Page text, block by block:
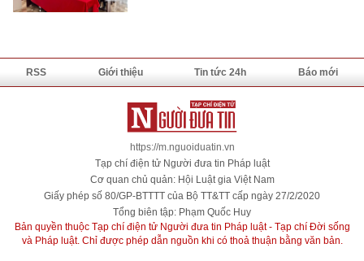
RSS Giới thiệu Tin tức 24h Báo mới
https://m.nguoiduatin.vn
Tạp chí điện tử Người đưa tin Pháp luật
Cơ quan chủ quản: Hội Luật gia Việt Nam
Giấy phép số 80/GP-BTTTT của Bộ TT&TT cấp ngày 27/2/2020
Tổng biên tập: Phạm Quốc Huy
Bản quyền thuộc Tạp chí điện tử Người đưa tin Pháp luật - Tạp chí Đời sống
và Pháp luật. Chỉ được phép dẫn nguồn khi có thoả thuận bằng văn bản.